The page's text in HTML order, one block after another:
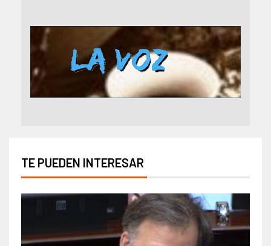
TE PUEDEN INTERESAR